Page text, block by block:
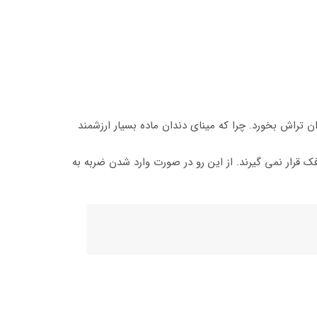
تراش بخورد. چرا که مینای دندان ماده بسیار ارزشمند
نمی گیرند. از این رو در صورت وارد شدن ضربه به